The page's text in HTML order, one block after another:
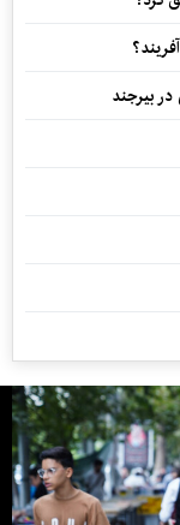
بیرجند